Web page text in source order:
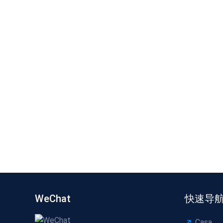
WeChat 快速导